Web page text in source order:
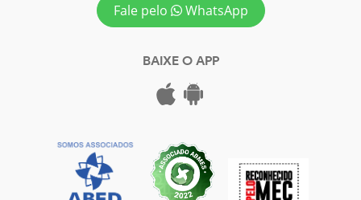
Fale pelo
WhatsApp
BAIXE O APP